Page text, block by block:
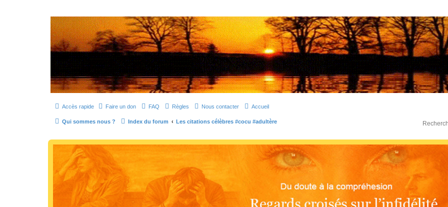
SOS cocu
SOS cocu est une association loi 1901 dont l'objet est le soutien aux victimes d'adultère. Pouvoir parler, se confier, recevoir un soutien moral pour traverser une
Vers le contenu
Accès rapide Faire un don FAQ Règles Nous contacter Accueil
Qui sommes nous ? Index du forum Les citations célèbres #cocu #adultère